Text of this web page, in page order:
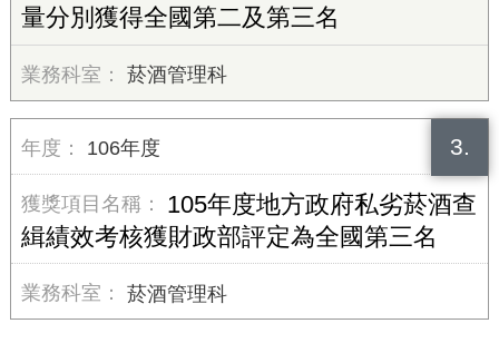
量分別獲得全國第二及第三名
菸酒管理科
3.
106年度
105年度地方政府私劣菸酒查
緝績效考核獲財政部評定為全國第三名
菸酒管理科